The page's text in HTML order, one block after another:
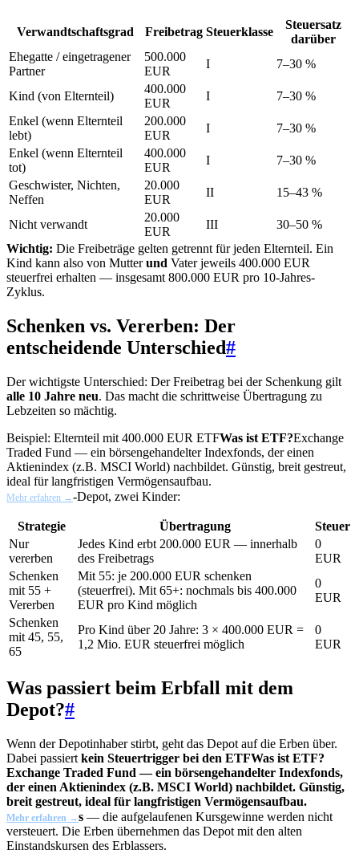
Verwandtschaftsgrad Freibetrag Steuerklasse
Steuersatz
darüber
Ehegatte / eingetragener
Partner
500.000
EUR
I 7–30 %
Kind (von Elternteil)
400.000
EUR
I
7–30 %
Enkel (wenn Elternteil
lebt)
200.000
EUR
I
7–30 %
Enkel (wenn Elternteil
tot)
400.000
EUR
I
7–30 %
Geschwister, Nichten,
Neffen
20.000
EUR
II 15–43 %
Nicht verwandt
20.000
EUR
III
30–50 %
Wichtig: Die Freibeträge gelten getrennt für jeden Elternteil. Ein
Kind kann also von Mutterund Vater jeweils 400.000 EUR
steuerfrei erhalten — insgesamt 800.000 EUR pro 10-Jahres-
Zyklus.
Schenken vs. Vererben: Der
entscheidende Unterschied#
Der wichtigste Unterschied: Der Freibetrag bei der Schenkung gilt
alle 10 Jahre neu. Das macht die schrittweise Übertragung zu
Lebzeiten so mächtig.
Beispiel: Elternteil mit 400.000 EUR ETFWas ist ETF?Exchange
Traded Fund — ein börsengehandelter Indexfonds, der einen
Aktienindex (z.B. MSCI World) nachbildet. Günstig, breit gestreut,
ideal für langfristigen Vermögensaufbau.
Mehr erfahren →-Depot, zwei Kinder:
Strategie Übertragung
Steuer
Nur
vererben
Jedes Kind erbt 200.000 EUR — innerhalb
des Freibetrags
0
EUR
Schenken
mit 55 +
Vererben
Mit 55: je 200.000 EUR schenken
(steuerfrei). Mit 65+: nochmals bis 400.000
EUR pro Kind möglich
0
EUR
Schenken
mit 45, 55,
65
Pro Kind über 20 Jahre: 3 × 400.000 EUR =
1,2 Mio. EUR steuerfrei möglich
0
EUR
Was passiert beim Erbfall mit dem
Depot?#
Wenn der Depotinhaber stirbt, geht das Depot auf die Erben über.
Dabei passiert kein Steuertrigger bei den ETFWas ist ETF?
Exchange Traded Fund — ein börsengehandelter Indexfonds,
der einen Aktienindex (z.B. MSCI World) nachbildet. Günstig,
breit gestreut, ideal für langfristigen Vermögensaufbau.
Mehr erfahren →s — die aufgelaufenen Kursgewinne werden nicht
versteuert. Die Erben übernehmen das Depot mit den alten
Einstandskursen des Erblassers.